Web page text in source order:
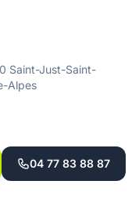
Saint-Just-Saint-
Alpes
04 77 83 88 87